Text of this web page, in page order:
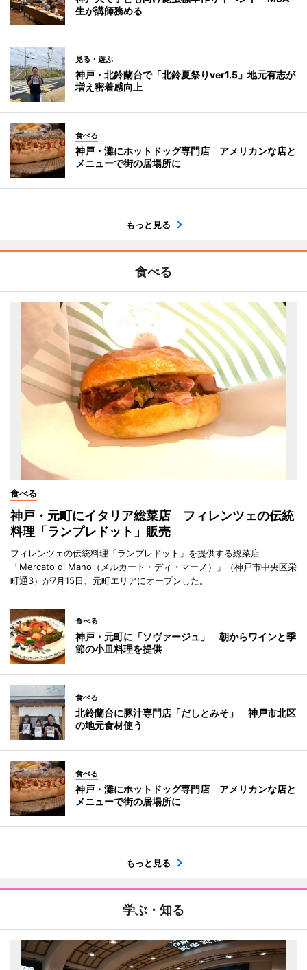
生が講師務める
見る・遊ぶ
神戸・北鈴蘭台で「北鈴夏祭りver1.5」地元有志が
増え密着感向上
食べる
神戸・灘にホットドッグ専門店 アメリカンな店と
メニューで街の居場所に
もっと見る
食べる
食べる
神戸・元町にイタリア総菜店 フィレンツェの伝統
料理「ランプレドット」販売
フィレンツェの伝統料理「ランプレドット」を提供する総菜店
「Mercato di Mano（メルカート・ディ・マーノ）」（神戸市中央区栄
町通3）が7月15日、元町エリアにオープンした。
食べる
神戸・元町に「ソヴァージュ」 朝からワインと季
節の小皿料理を提供
食べる
北鈴蘭台に豚汁専門店「だしとみそ」 神戸市北区
の地元食材使う
食べる
神戸・灘にホットドッグ専門店 アメリカンな店と
メニューで街の居場所に
もっと見る
学ぶ・知る